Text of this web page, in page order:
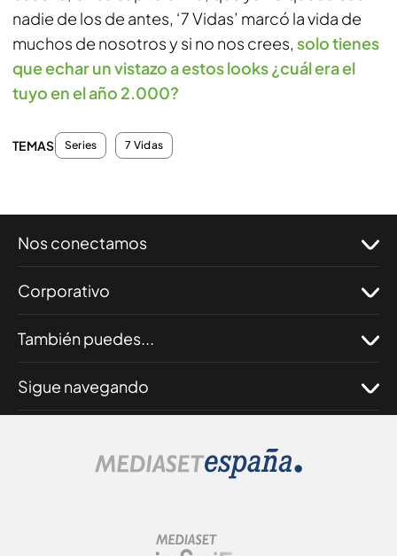
nadie de los de antes, ‘7 Vidas’ marcó la vida de
muchos de nosotros y si no nos crees, solo tienes
que echar un vistazo a estos looks ¿cuál era el
tuyo en el año 2.000?
TEMAS Series 7 Vidas
Nos conectamos
Corporativo
También puedes...
Sigue navegando